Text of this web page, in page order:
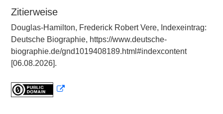
Zitierweise
Douglas-Hamilton, Frederick Robert Vere, Indexeintrag:
Deutsche Biographie, https://www.deutsche-
biographie.de/gnd1019408189.html#indexcontent
[06.08.2026].